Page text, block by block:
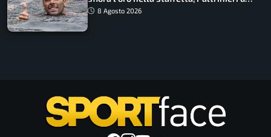
urlo, il bilancio azzurro
8 Agosto 2026